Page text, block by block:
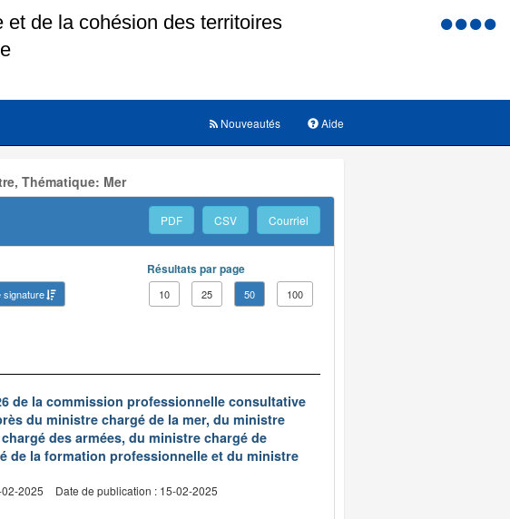
Menu
Aide
Nouveautés
Thématique: Mer
PDF CSV Courriel
signature
Résultats par page
10 25 50 100
de la commission professionnelle consultative
du ministre chargé de la mer, du ministre
des armées, du ministre chargé de
de la formation professionnelle et du ministre
2025 Date de publication : 15-02-2025